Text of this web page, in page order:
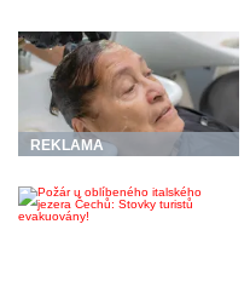
REKLAMA